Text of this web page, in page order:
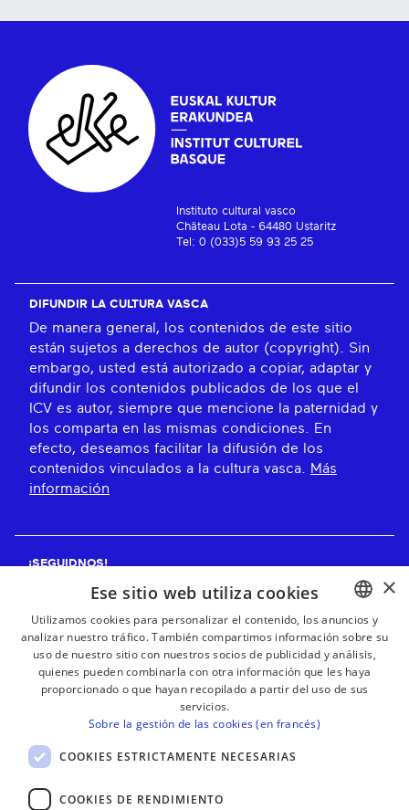
Instituto cultural vasco
Château Lota - 64480 Ustaritz
Tel: 0 (033)5 59 93 25 25
DIFUNDIR LA CULTURA VASCA
De manera general, los contenidos de este sitio
están sujetos a derechos de autor (copyright). Sin
embargo, usted está autorizado a copiar, adaptar y
difundir los contenidos publicados de los que el
ICV es autor, siempre que mencione la paternidad y
los comparta en las mismas condiciones. En
efecto, deseamos facilitar la difusión de los
contenidos vinculados a la cultura vasca.
Más
información
¡SEGUIDNOS!
¡RECIBE NUESTROS BOLETINES!
Suscribirse
BASQUE
FRENCH
×
Ese sitio web utiliza cookies
Utilizamos cookies para personalizar el contenido, los anuncios y
analizar nuestro tráfico. También compartimos información sobre su
uso de nuestro sitio con nuestros socios de publicidad y análisis,
quienes pueden combinarla con otra información que les haya
proporcionado o que hayan recopilado a partir del uso de sus
servicios.
Sobre la gestión de las cookies (en francés)
COOKIES ESTRICTAMENTE NECESARIAS
COOKIES DE RENDIMIENTO